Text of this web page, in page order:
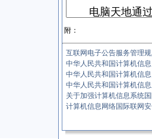
附：
互联网电子公告服务管理
中华人民共和国计算机信
中华人民共和国计算机信
中华人民共和国计算机信
关于加强计算机信息系统
计算机信息网络国际联网